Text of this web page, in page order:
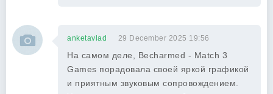
anketavlad 29 December 2025 19:56
На самом деле, Becharmed - Match 3
Games порадовала своей яркой графикой
и приятным звуковым сопровождением.